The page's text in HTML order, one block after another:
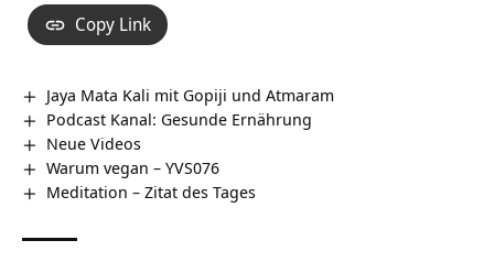
Copy Link
Jaya Mata Kali mit Gopiji und Atmaram
Podcast Kanal: Gesunde Ernährung
Neue Videos
Warum vegan – YVS076
Meditation – Zitat des Tages